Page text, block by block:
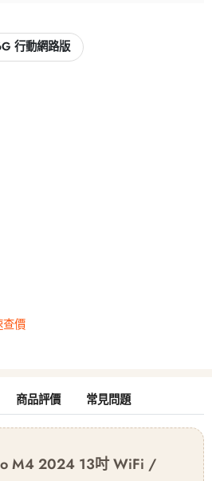
行動網路版
查價
商品評價 常見問題
M4 2024 13吋 WiFi /